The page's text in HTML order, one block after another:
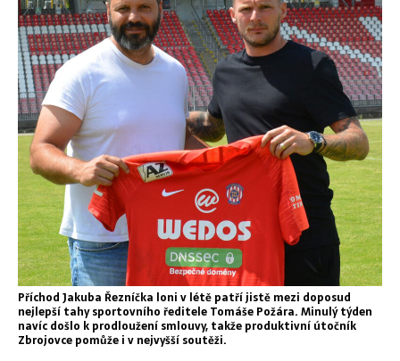
Příchod Jakuba Řezníčka loni v létě patří jistě mezi doposud
nejlepší tahy sportovního ředitele Tomáše Požára. Minulý týden
navíc došlo k prodloužení smlouvy, takže produktivní útočník
Zbrojovce pomůže i v nejvyšší soutěži.